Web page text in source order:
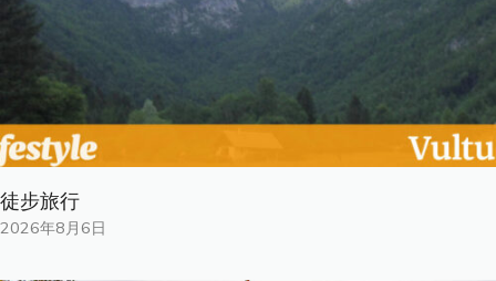
徒步旅行
2026年8月6日